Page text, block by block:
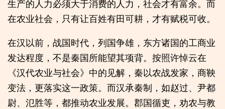
生产的人力必须大于消费的人力，社会才有富余。而
在农业社会，只有让百姓有田可耕，才有赋税可收。
在汉以前，战国时代，列国争雄，东方诸国的工商业
发达程度，不是秦国所能望其项背。按照许悼云在
《汉代农业与社会》中的见解，秦以农战发家，商鞅
变法，更落实这一政策。而汉承秦制，如赵过、尹都
尉、氾胜等，都推动农业发展。郡国循吏，劝农与教